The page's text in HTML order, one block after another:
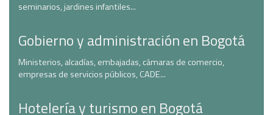
seminarios, jardines infantiles...
Gobierno y administración en Bogotá
Ministerios, alcadías, embajadas, cámaras de comercio,
empresas de servicios públicos, CADE...
Hotelería y turismo en Bogotá